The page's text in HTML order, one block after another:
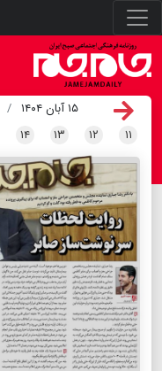
۱۵ آبان ۱۴۰۴
۱۱ ۱۲ ۱۳ ۱۴